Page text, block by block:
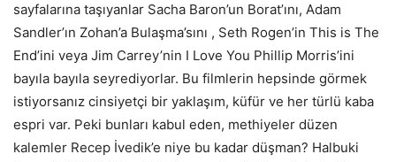
sayfalarına taşıyanlar Sacha Baron’un Borat’ını, Adam
Sandler’ın Zohan’a Bulaşma’sını , Seth Rogen’in This is The
End’ini veya Jim Carrey’nin I Love You Phillip Morris’ini
bayıla bayıla seyrediyorlar. Bu filmlerin hepsinde görmek
istiyorsanız cinsiyetçi bir yaklaşım, küfür ve her türlü kaba
espri var. Peki bunları kabul eden, methiyeler düzen
kalemler Recep İvedik’e niye bu kadar düşman? Halbuki